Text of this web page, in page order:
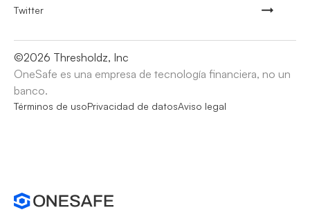
Twitter
©2026 Thresholdz, Inc
OneSafe es una empresa de tecnología financiera, no un
banco.
Términos de usoPrivacidad de datosAviso legal